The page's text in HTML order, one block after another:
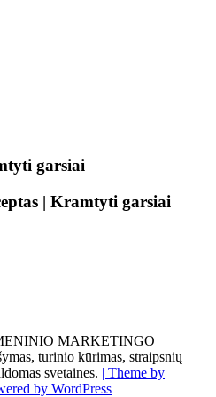
garsiai
| Kramtyti garsiai
MARKETINGO
turinio kūrimas, straipsnių
svetaines. | Theme by
by WordPress